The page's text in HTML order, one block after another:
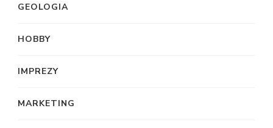
GEOLOGIA
HOBBY
IMPREZY
MARKETING